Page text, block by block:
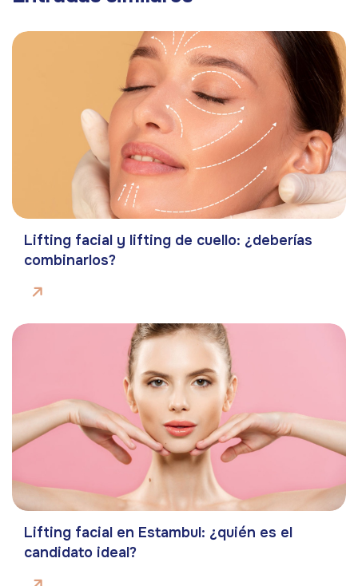
Lifting facial y lifting de cuello: ¿deberías
combinarlos?
Lifting facial en Estambul: ¿quién es el
candidato ideal?